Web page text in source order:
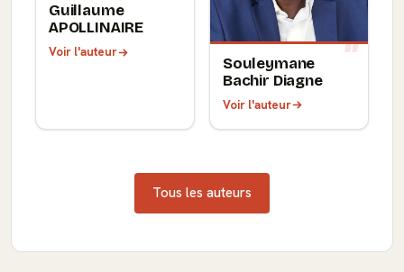
Guillaume
APOLLINAIRE
Voir l'auteur
Souleymane
Bachir Diagne
Voir l'auteur
Tous les auteurs